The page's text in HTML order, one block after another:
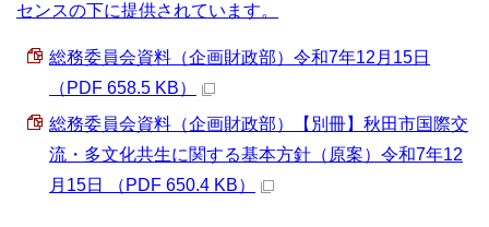
センスの下に提供されています。
総務委員会資料（企画財政部）令和7年12月15日
（PDF 658.5 KB）
総務委員会資料（企画財政部）【別冊】秋田市国際交
流・多文化共生に関する基本方針（原案）令和7年12
月15日 （PDF 650.4 KB）